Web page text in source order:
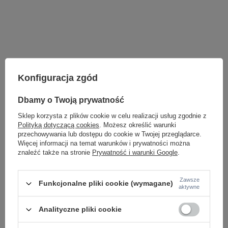
KINKIETY NAD LUSTRO
ŻYRANDOLE
LAMPKI NOCNE
ŻYRANDOLE KRYSZTAŁOWE
LAMPY WISZĄCE CZARNE
LAMPY WISZĄCE - OKRĘGI
Konfiguracja zgód
Dbamy o Twoją prywatność
Sklep korzysta z plików cookie w celu realizacji usług zgodnie z
Polityką dotyczącą cookies. Możesz określić warunki
przechowywania lub dostępu do cookie w Twojej przeglądarce.
Więcej informacji na temat warunków i prywatności można
znaleźć także na stronie Prywatność i warunki Google.
Funkcjonalne pliki cookie (wymagane)
Zawsze
aktywne
Analityczne pliki cookie